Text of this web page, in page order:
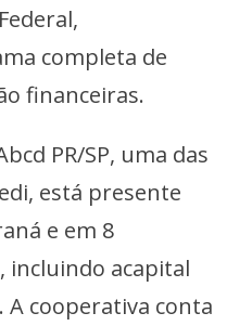
completa de
financeiras.
PR/SP, uma das
está presente
e em 8
incluindo acapital
A cooperativa conta